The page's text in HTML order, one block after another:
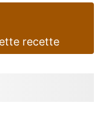
recette